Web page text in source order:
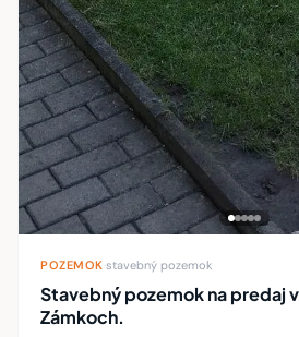
POZEMOK stavebný pozemok
Stavebný pozemok na predaj
Zámkoch.